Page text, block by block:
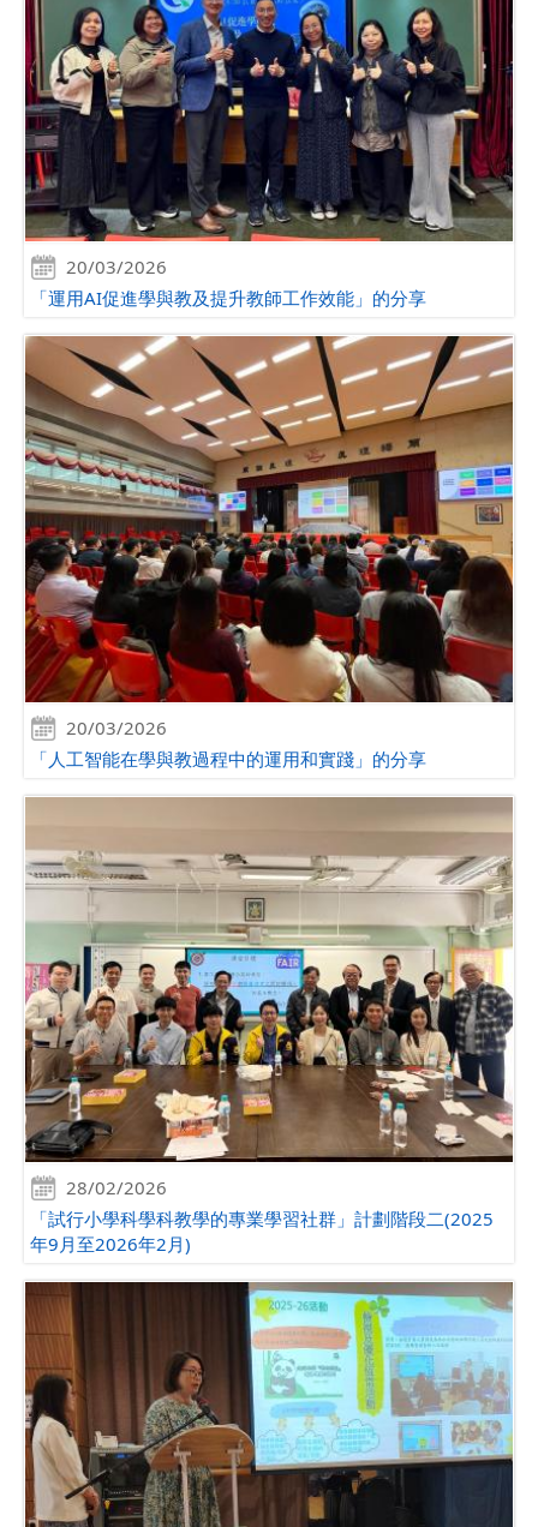
20/03/2026
「運用AI促進學與教及提升教師工作效能」的分享
20/03/2026
「人工智能在學與教過程中的運用和實踐」的分享
28/02/2026
「試行小學科學科教學的專業學習社群」計劃階段二(2025
年9月至2026年2月)